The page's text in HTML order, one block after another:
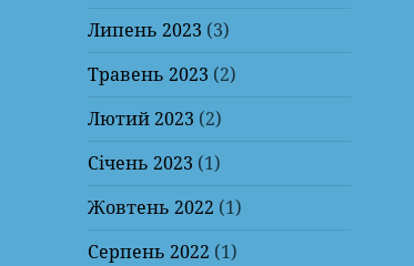
Липень 2023 (3)
Травень 2023 (2)
Лютий 2023 (2)
Січень 2023 (1)
Жовтень 2022 (1)
Серпень 2022 (1)